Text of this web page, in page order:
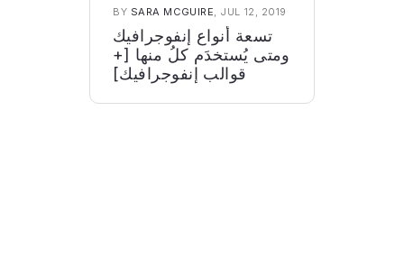
BY SARA MCGUIRE, JUL 12, 2019
تسعة أنواع إنفوجرافيك
ومتى يُستخدَم كلُ منها [+
قوالب إنفوجرافيك]